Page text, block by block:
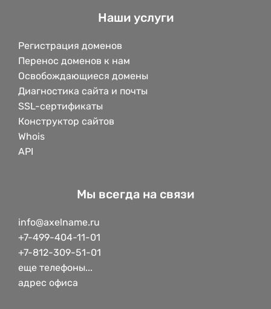
Наши услуги
Регистрация доменов
Перенос доменов к нам
Освобождающиеся домены
Диагностика сайта и почты
SSL-сертификаты
Конструктор сайтов
Whois
API
Мы всегда на связи
info@axelname.ru
+7-499-404-11-01
+7-812-309-51-01
еще телефоны...
адрес офиса